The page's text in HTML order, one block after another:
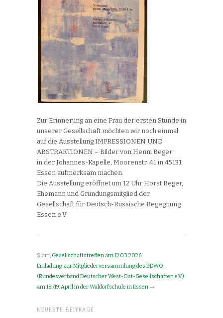
Zur Erinnerung an eine Frau der ersten Stunde in
unserer Gesellschaft möchten wir noch einmal
auf die Ausstellung IMPRESSIONEN UND
ABSTRAKTIONEN – Bilder von Henni Beger
in der Johannes-Kapelle, Moorenstr. 41 in 45131
Essen aufmerksam machen.
Die Ausstellung eröffnet um 12 Uhr Horst Beger,
Ehemann und Gründungsmitglied der
Gesellschaft für Deutsch-Russische Begegnung
Essen e.V.
$larr; Gesellschaftstreffen am 12.03.2026
Einladung zur Mitgliederversammlung des BDWO
(Bundesverband Deutscher West-Ost-Gesellschaften e.V)
am 18./19. April in der Waldorfschule in Essen →
NEUESTE BEITRÄGE